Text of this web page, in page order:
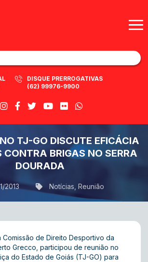
DISQUE PRERROGATIVAS
(62) 99976-9900
TJ-GO DISCUTE EFICÁCIA
CONTRA BRIGAS NO SERRA
DOURADA
2013 Notícias Reunião
de Direito Desportivo da
Grecco, participou de reunião no
do Estado de Goiás (TJ-GO) para